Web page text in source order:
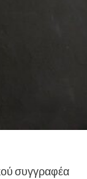
συγγραφέα